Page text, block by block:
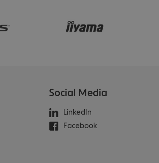
Social Media
LinkedIn
Facebook